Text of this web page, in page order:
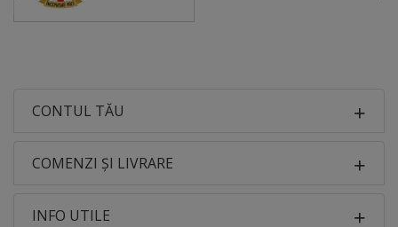
CONTUL TĂU
COMENZI ȘI LIVRARE
INFO UTILE